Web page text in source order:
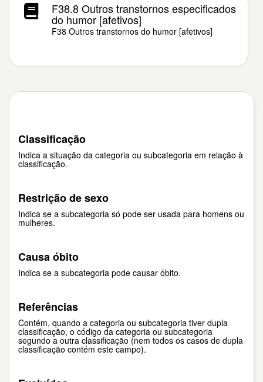
F38.8 Outros transtornos especificados
do humor [afetivos]
F38 Outros transtornos do humor [afetivos]
Classificação
Indica a situação da categoria ou subcategoria em relação à
classificação.
Restrição de sexo
Indica se a subcategoria só pode ser usada para homens ou
mulheres.
Causa óbito
Indica se a subcategoria pode causar óbito.
Referências
Contém, quando a categoria ou subcategoria tiver dupla
classificação, o código da categoria ou subcategoria
segundo a outra classificação (nem todos os casos de dupla
classificação contém este campo).